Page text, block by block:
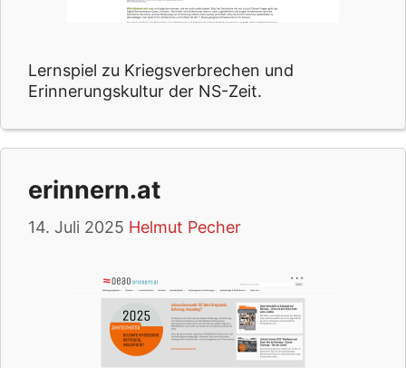
Lernspiel zu Kriegsverbrechen und
Erinnerungskultur der NS-Zeit.
erinnern.at
14. Juli 2025 Helmut Pecher